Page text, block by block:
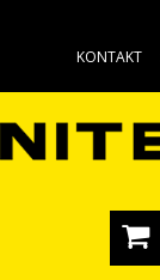
KONTAKT